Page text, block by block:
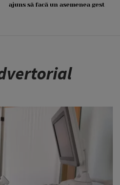
ajuns să facă un asemenea gest